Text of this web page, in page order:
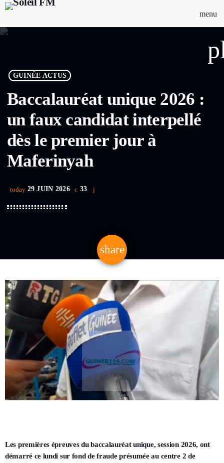
menu
GUINÉE ACTUS
Baccalauréat unique 2026 :
un faux candidat interpellé
dès le premier jour à
Maferinyah
today 29 JUIN 2026 33
share
email
Les premières épreuves du baccalauréat unique, session 2026, ont
démarré ce lundi sur fond de fraude présumée au centre 2 de